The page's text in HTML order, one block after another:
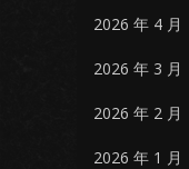
2026 年 4 月
2026 年 3 月
2026 年 2 月
2026 年 1 月